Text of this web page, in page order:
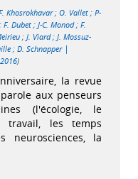
Khosrokhavar; O. Vallet ; P-
; F. Dubet ; J-C. Monod; F.
; J. Viard; J. Mossuz-
; D. Schnapper |
la revue
aux penseurs
(l'écologie, le
travail, les temps
neurosciences, la